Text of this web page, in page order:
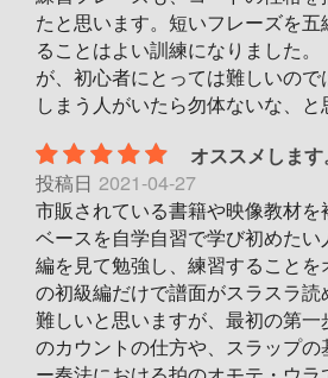
たと思います。短いフレーズを
ることはよい訓練になりました。
が、初心者にとっては難しいの
しまう人がいたら勿体ないな、と
オススメします
投稿日 2021-04-27
市販されている書籍や映像教材を
ベースを自学自習で学び初めた
編を見て勉強し、練習することを
の初級編だけで譜面がスラスラ
難しいと思いますが、最初の第
のカウントの仕方や、スラップ